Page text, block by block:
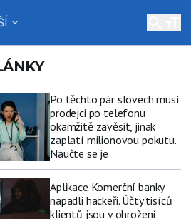
expand_more
Po těchto pár slovech musí
prodejci po telefonu
okamžitě zavěsit, jinak
zaplatí milionovou pokutu.
Naučte se je
Aplikace Komerční banky
napadli hackeři. Účty tisíců
klientů jsou v ohrožení